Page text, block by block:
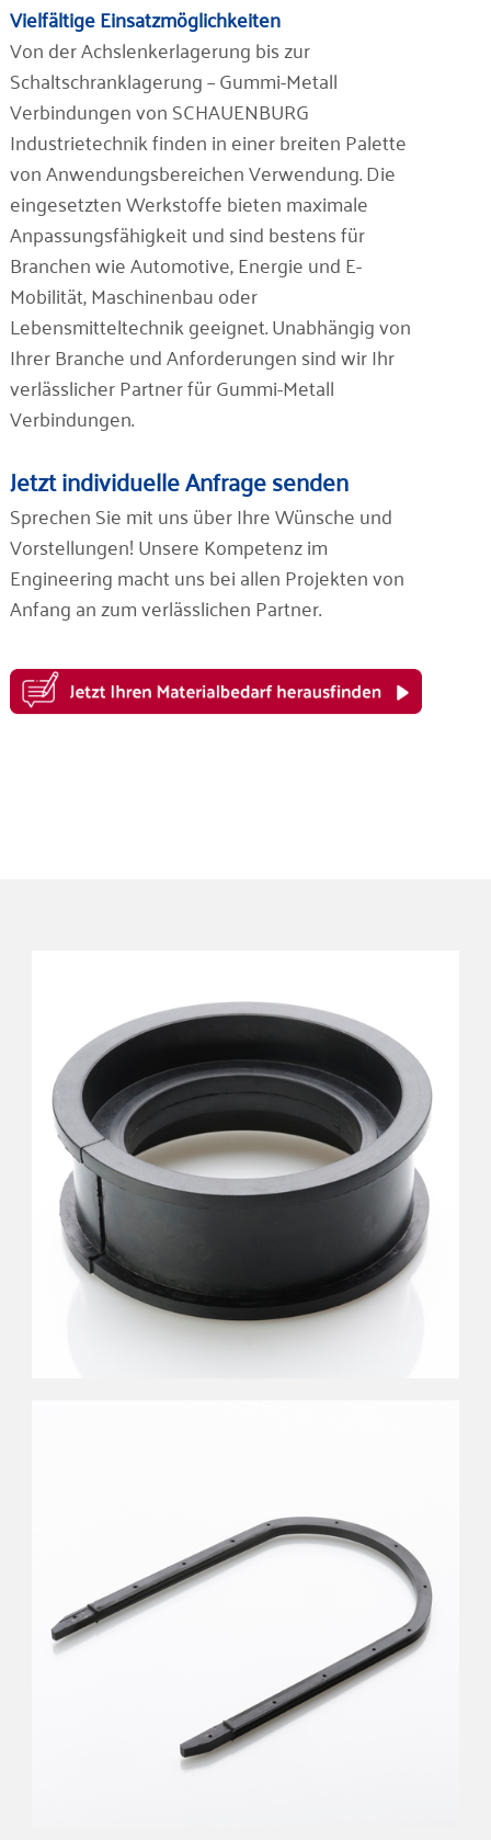
Vielfältige Einsatzmöglichkeiten
Von der Achslenkerlagerung bis zur
Schaltschranklagerung – Gummi-Metall
Verbindungen von SCHAUENBURG
Industrietechnik finden in einer breiten Palette
von Anwendungsbereichen Verwendung. Die
eingesetzten Werkstoffe bieten maximale
Anpassungsfähigkeit und sind bestens für
Branchen wie Automotive, Energie und E-
Mobilität, Maschinenbau oder
Lebensmitteltechnik geeignet. Unabhängig von
Ihrer Branche und Anforderungen sind wir Ihr
verlässlicher Partner für Gummi-Metall
Verbindungen.
Jetzt individuelle Anfrage senden
Sprechen Sie mit uns über Ihre Wünsche und
Vorstellungen! Unsere Kompetenz im
Engineering macht uns bei allen Projekten von
Anfang an zum verlässlichen Partner.